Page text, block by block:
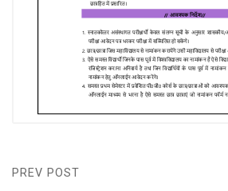
PREV POST